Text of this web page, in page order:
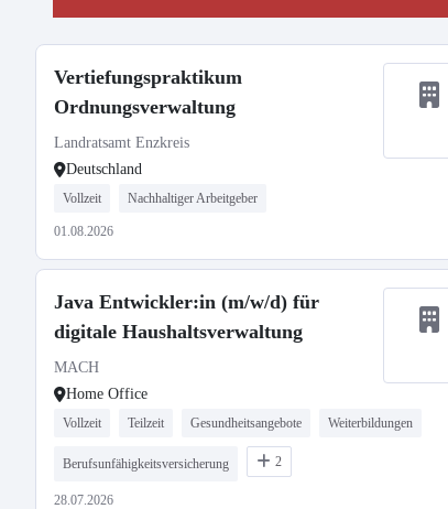
Vertiefungspraktikum
Ordnungsverwaltung
Landratsamt Enzkreis
Deutschland
Vollzeit Nachhaltiger Arbeitgeber
01.08.2026
Java Entwickler:in (m/w/d) für
digitale Haushaltsverwaltung
MACH
Home Office
Vollzeit Teilzeit Gesundheitsangebote Weiterbildungen
Berufsunfähigkeitsversicherung 2
28.07.2026